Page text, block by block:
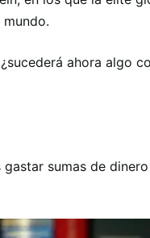
ahora algo
sumas de